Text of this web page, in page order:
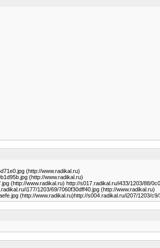
(http://www.radikal.ru)
(http://www.radikal.ru)
(http://www.radikal.ru) http://s017.radikal.ru/i433/1203/88/
i177/1203/69/7060f30dff40.jpg (http://www.radikal.ru)
(http://www.radikal.ru)http://s004.radikal.ru/i207/1203/